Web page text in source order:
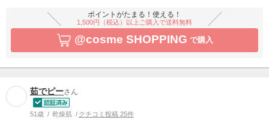
ポイントがたまる！使える！
1,500円（税込）以上ご購入で送料無料
@cosme SHOPPING で購入
茹でピーさん
51歳 乾燥肌 クチコミ投稿 25件